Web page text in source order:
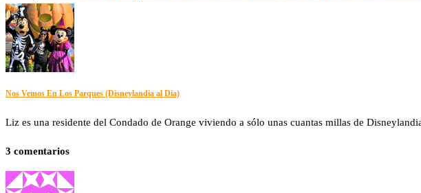
Nos Vemos En Los Parques (Disneylandia al Dia)
Liz es una residente del Condado de Orange viviendo a sólo unas cuantas millas de
3 comentarios